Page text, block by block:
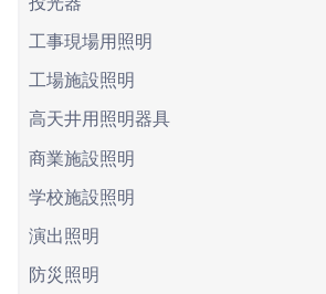
工事現場用照明
工場施設照明
高天井用照明器具
商業施設照明
学校施設照明
演出照明
防災照明